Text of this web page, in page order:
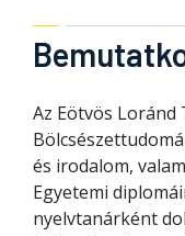
Az Eötvös Loránd
és irodalom,
Egyetemi
nyelvtanárként